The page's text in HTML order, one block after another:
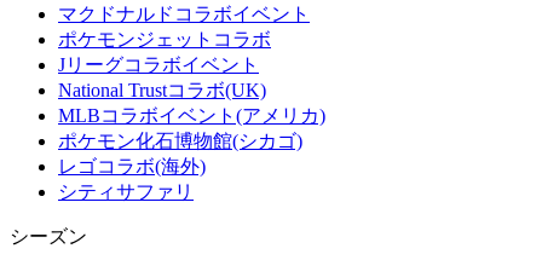
マクドナルドコラボイベント
ポケモンジェットコラボ
Jリーグコラボイベント
National Trustコラボ(UK)
MLBコラボイベント(アメリカ)
ポケモン化石博物館(シカゴ)
レゴコラボ(海外)
シティサファリ
シーズン